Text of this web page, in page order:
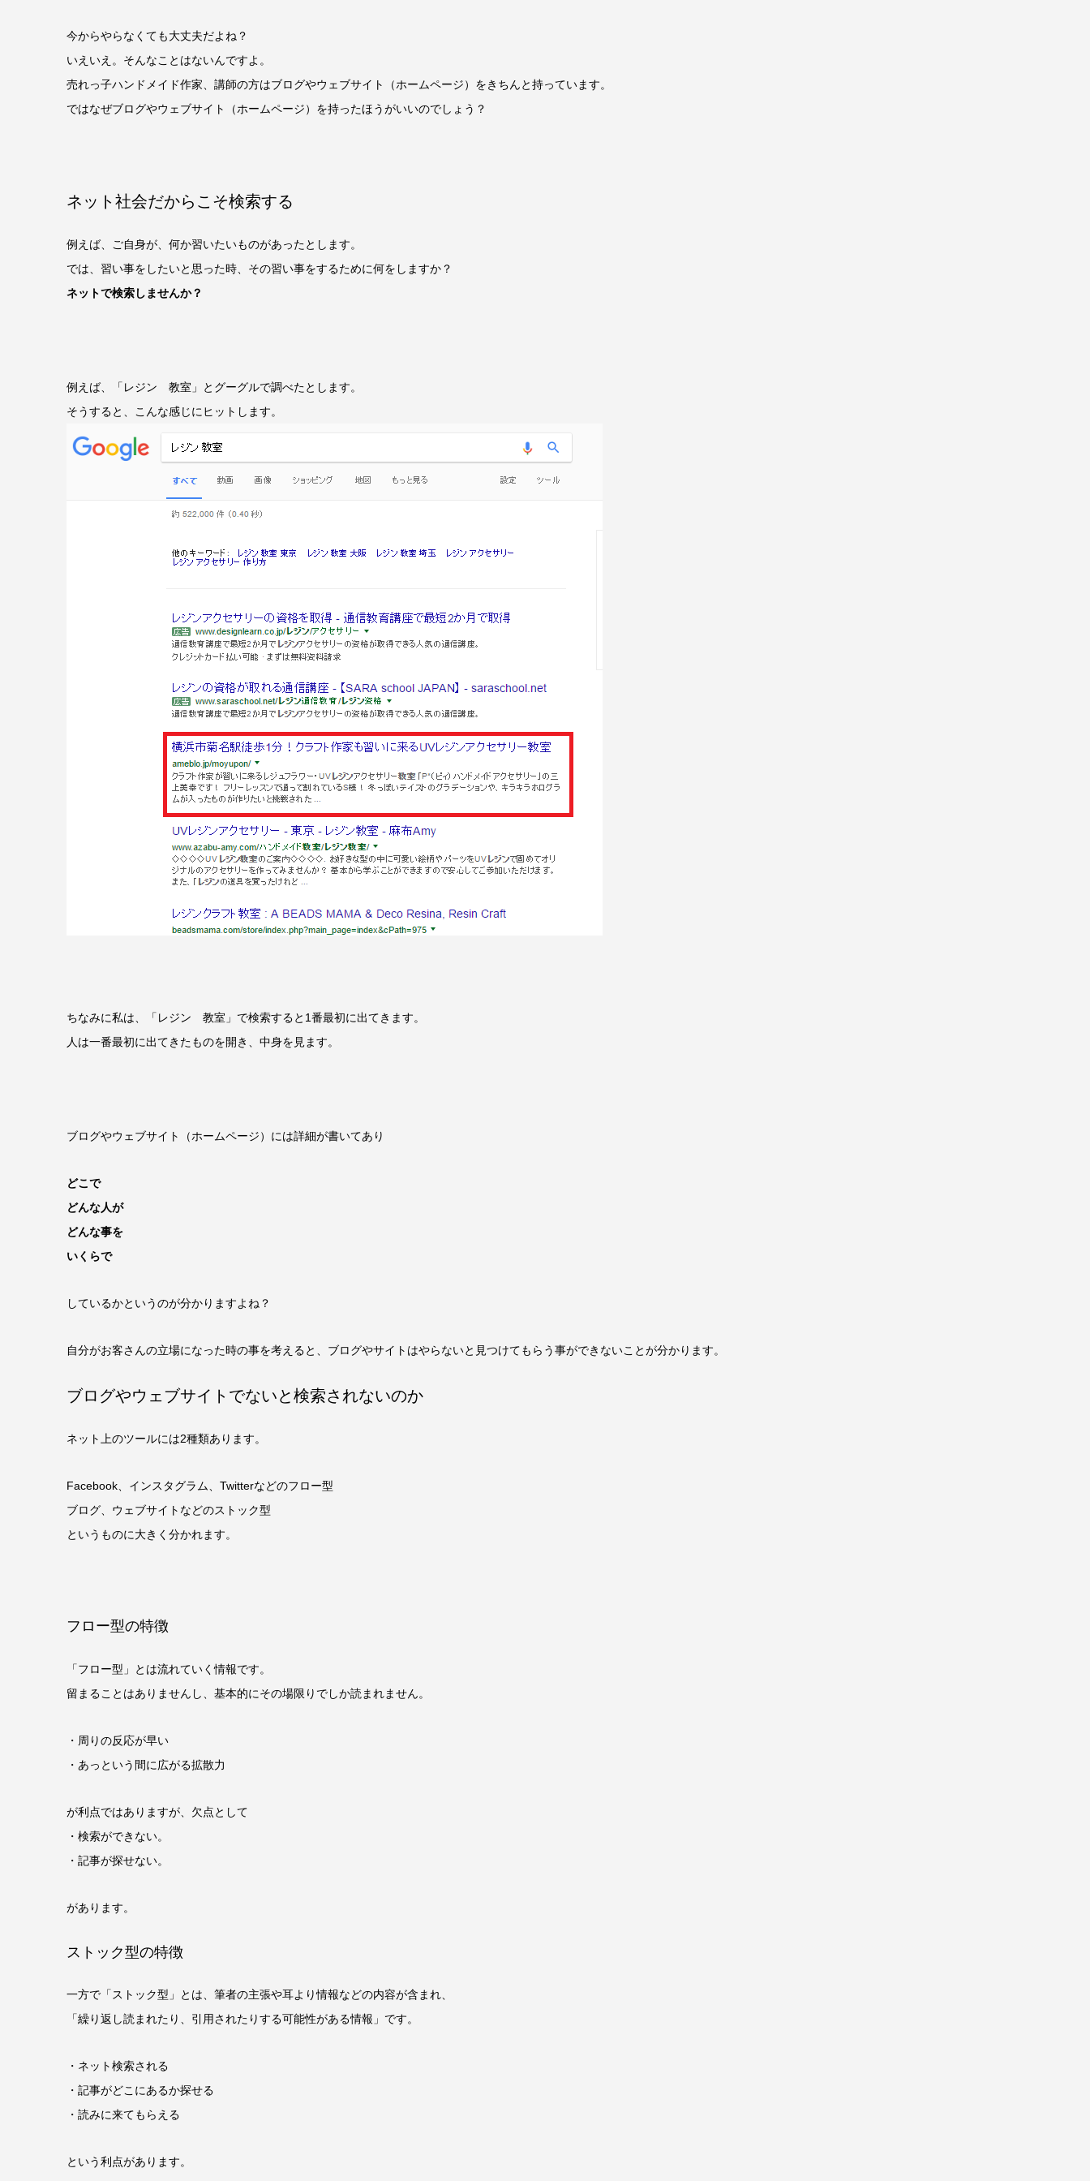
今からやらなくても大丈夫だよね？
いえいえ。そんなことはないんですよ。
売れっ子ハンドメイド作家、講師の方はブログやウェブサイト（ホームページ）をきちんと持っています。
ではなぜブログやウェブサイト（ホームページ）を持ったほうがいいのでしょう？
ネット社会だからこそ検索する
例えば、ご自身が、何か習いたいものがあったとします。
では、習い事をしたいと思った時、その習い事をするために何をしますか？
ネットで検索しませんか？
例えば、「レジン 教室」とグーグルで調べたとします。
そうすると、こんな感じにヒットします。
ちなみに私は、「レジン 教室」で検索すると1番最初に出てきます。
人は一番最初に出てきたものを開き、中身を見ます。
ブログやウェブサイト（ホームページ）には詳細が書いてあり
どこで
どんな人が
どんな事を
いくらで
しているかというのが分かりますよね？
自分がお客さんの立場になった時の事を考えると、ブログやサイトはやらないと見つけてもらう事ができないことが分かります。
ブログやウェブサイトでないと検索されないのか
ネット上のツールには2種類あります。
Facebook、インスタグラム、Twitterなどのフロー型
ブログ、ウェブサイトなどのストック型
というものに大きく分かれます。
フロー型の特徴
「フロー型」とは流れていく情報です。
留まることはありませんし、基本的にその場限りでしか読まれません。
・周りの反応が早い
・あっという間に広がる拡散力
が利点ではありますが、欠点として
・検索ができない。
・記事が探せない。
があります。
ストック型の特徴
一方で「ストック型」とは、筆者の主張や耳より情報などの内容が含まれ、
「繰り返し読まれたり、引用されたりする可能性がある情報」です。
・ネット検索される
・記事がどこにあるか探せる
・読みに来てもらえる
という利点があります。